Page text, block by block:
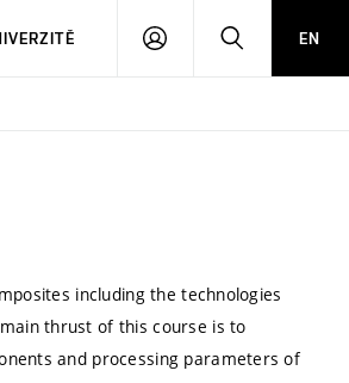
PŘIHLÁSIT HLEDATEN
including the technologies
thrust of this course is to
and processing parameters of